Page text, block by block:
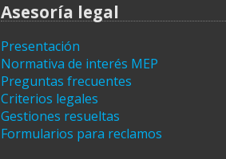
Asesoría legal
Presentación
Normativa de interés MEP
Preguntas frecuentes
Criterios legales
Gestiones resueltas
Formularios para reclamos